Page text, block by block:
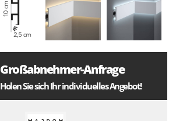
Großabnehmer-Anfrage
Holen Sie sich Ihr individuelles Angebot!